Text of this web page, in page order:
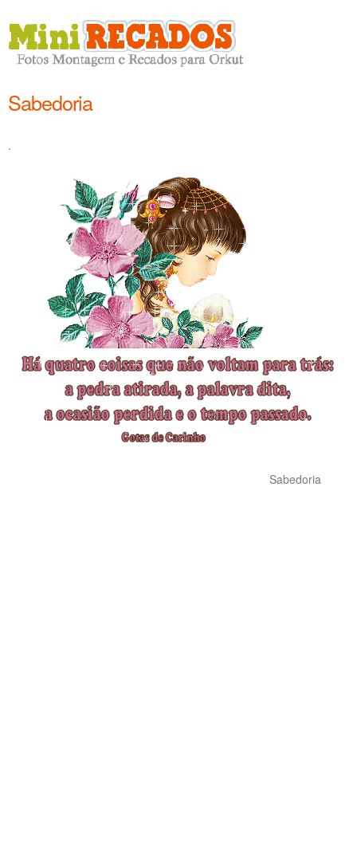
Sabedoria
.
Sabedoria